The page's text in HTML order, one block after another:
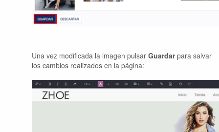
Una vez modificada la imagen pulsar Guardarpara salvar
los cambios realizados en la página: